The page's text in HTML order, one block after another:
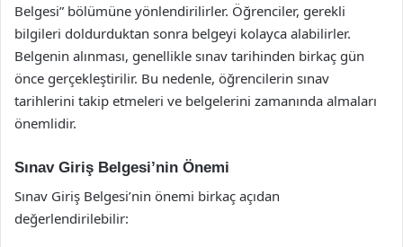
Belgesi” bölümüne yönlendirilirler. Öğrenciler, gerekli
bilgileri doldurduktan sonra belgeyi kolayca alabilirler.
Belgenin alınması, genellikle sınav tarihinden birkaç gün
önce gerçekleştirilir. Bu nedenle, öğrencilerin sınav
tarihlerini takip etmeleri ve belgelerini zamanında almaları
önemlidir.
Sınav Giriş Belgesi’nin Önemi
Sınav Giriş Belgesi’nin önemi birkaç açıdan
değerlendirilebilir: